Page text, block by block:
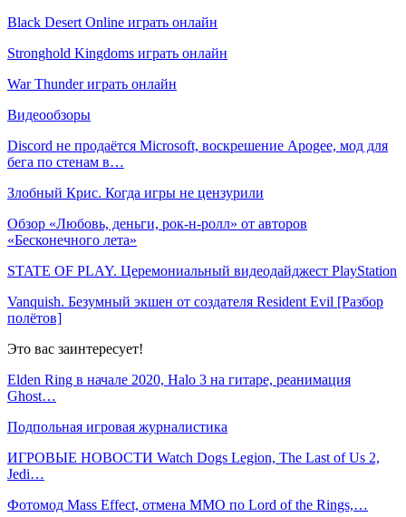
Black Desert Online играть онлайн
Stronghold Kingdoms играть онлайн
War Thunder играть онлайн
Видеообзоры
Discord не продаётся Microsoft, воскрешение Apogee, мод для
бега по стенам в…
Злобный Крис. Когда игры не цензурили
Обзор «Любовь, деньги, рок-н-ролл» от авторов
«Бесконечного лета»
STATE OF PLAY. Церемониальный видеодайджест PlayStation
Vanquish. Безумный экшен от создателя Resident Evil [Разбор
полётов]
Это вас заинтересует!
Elden Ring в начале 2020, Halo 3 на гитаре, реанимация
Ghost…
Подпольная игровая журналистика
ИГРОВЫЕ НОВОСТИ Watch Dogs Legion, The Last of Us 2,
Jedi…
Фотомод Mass Effect, отмена MMO по Lord of the Rings,…